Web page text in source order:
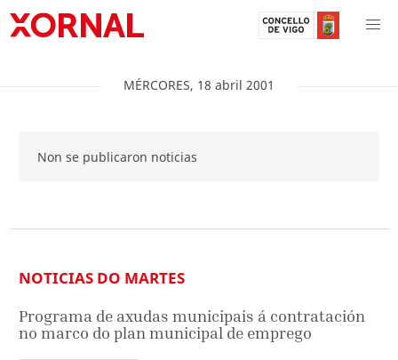
MÉRCORES, 18 abril 2001
Non se publicaron noticias
NOTICIAS DO MARTES
Programa de axudas municipais á contratación
no marco do plan municipal de emprego